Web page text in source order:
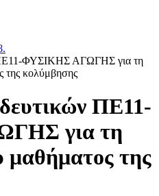
ΠΕ11-ΦΥΣΙΚΗΣ ΑΓΩΓΗΣ για τη
της κολύμβησης
ΠΕ11-
για τη
μαθήματος της